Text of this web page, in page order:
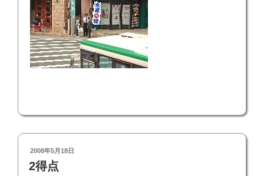
投
稿
日:
2008年5月18日
2得点